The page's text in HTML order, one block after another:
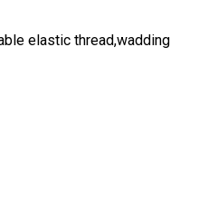
elastic thread,wadding